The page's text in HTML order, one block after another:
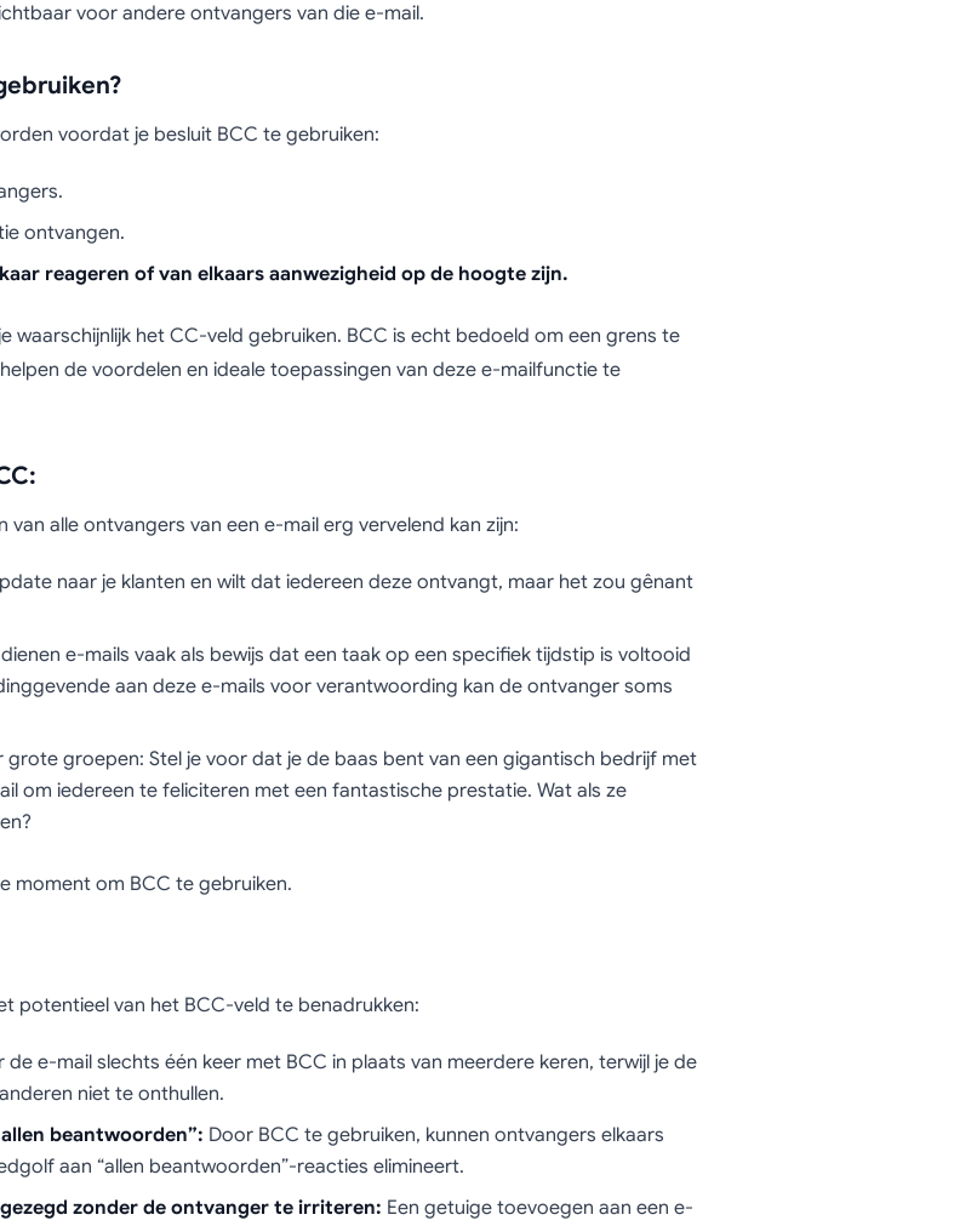
voor andere ontvangers van die e-mail.
voordat je besluit BCC te gebruiken:
ontvangen.
reageren of van elkaars aanwezigheid op de hoogte zijn.
waarschijnlijk het CC-veld gebruiken. BCC is echt bedoeld om een grens te
de voordelen en ideale toepassingen van deze e-mailfunctie te
alle ontvangers van een e-mail erg vervelend kan zijn:
naar je klanten en wilt dat iedereen deze ontvangt, maar het zou gênant
e-mails vaak als bewijs dat een taak op een specifiek tijdstip is voltooid
aan deze e-mails voor verantwoording kan de ontvanger soms
groepen: Stel je voor dat je de baas bent van een gigantisch bedrijf met
om iedereen te feliciteren met een fantastische prestatie. Wat als ze
moment om BCC te gebruiken.
potentieel van het BCC-veld te benadrukken:
de e-mail slechts één keer met BCC in plaats van meerdere keren, terwijl je de
niet te onthullen.
beantwoorden”: Door BCC te gebruiken, kunnen ontvangers elkaars
aan “allen beantwoorden”-reacties elimineert.
zonder de ontvanger te irriteren: Een getuige toevoegen aan een e-